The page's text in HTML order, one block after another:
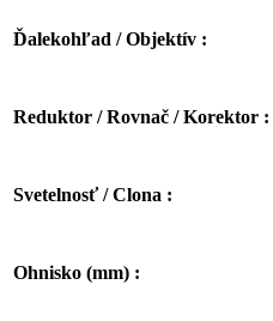
Ďalekohľad / Objektív :
Reduktor / Rovnač / Korektor :
Svetelnosť / Clona :
Ohnisko (mm) :